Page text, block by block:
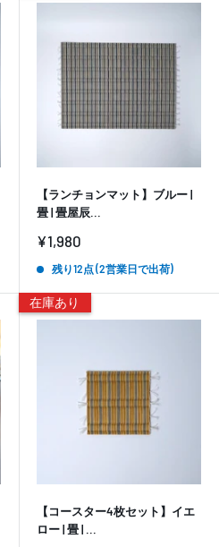
【ランチョンマット】ブルー |
畳 | 畳屋辰...
販
価
¥1,980
残り12点 (2営業日で出荷)
在庫あり
【コースター4枚セット】イエ
ロー | 畳 | ...